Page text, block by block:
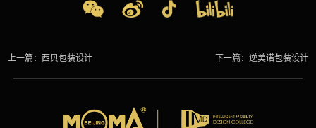
上一篇： 西贝包装设计 下一篇： 逆美诺包装设计